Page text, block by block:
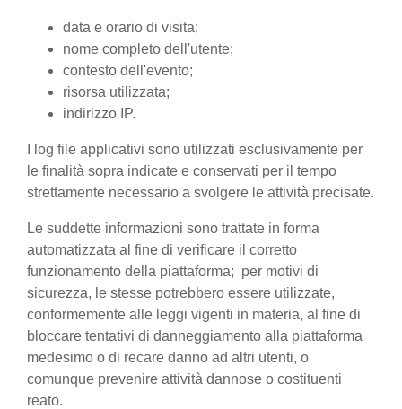
data e orario di visita;
nome completo dell'utente;
contesto dell'evento;
risorsa utilizzata;
indirizzo IP.
I log file applicativi sono utilizzati esclusivamente per
le finalità sopra indicate e conservati per il tempo
strettamente necessario a svolgere le attività precisate.
Le suddette informazioni sono trattate in forma
automatizzata al fine di verificare il corretto
funzionamento della piattaforma; per motivi di
sicurezza, le stesse potrebbero essere utilizzate,
conformemente alle leggi vigenti in materia, al fine di
bloccare tentativi di danneggiamento alla piattaforma
medesimo o di recare danno ad altri utenti, o
comunque prevenire attività dannose o costituenti
reato.